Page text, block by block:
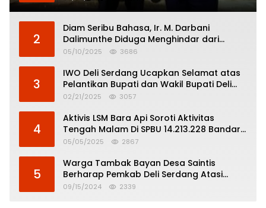
2
Diam Seribu Bahasa, Ir. M. Darbani
Dalimunthe Diduga Menghindar dari
Pertanggungjawaban Politik
05/10/2025 3686
3
IWO Deli Serdang Ucapkan Selamat atas
Pelantikan Bupati dan Wakil Bupati Deli
Serdang
02/21/2025 3057
4
Aktivis LSM Bara Api Soroti Aktivitas
Tengah Malam Di SPBU 14.213.228 Bandar
Tinggi
05/05/2025 2867
5
Warga Tambak Bayan Desa Saintis
Berharap Pemkab Deli Serdang Atasi
Banjir
09/15/2024 2339